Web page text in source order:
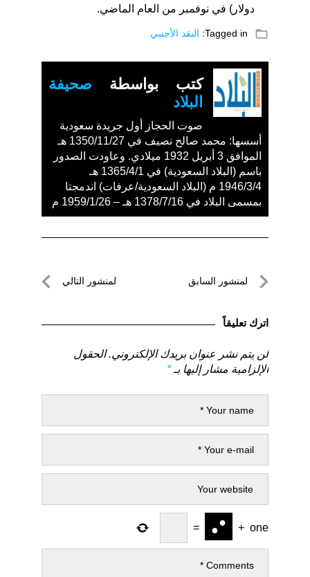
دولار) في نوفمبر من العام الماضي.
folder_open
Tagged in: النقد الأجنبي
كتب بواسطة صحيفة
البلاد
صوت الحجاز أول جريدة سعودية
أسسها: محمد صالح نصيف في 1350/11/27 هـ
الموافق 3 أبريل 1932 ميلادي. وعاودت الصدور
باسم (البلاد السعودية) في 1365/4/1 هـ
1946/3/4 م (البلاد السعودية/عرفات) اندمجتا
بمسمى البلاد في 1378/7/16 هـ – 1959/1/26 م
تصفّحلمنشور السابق
السابق
لمنشور التالي
اترك تعليقاً
لن يتم نشر عنوان بريدك الإلكتروني. الحقول
الإلزامية مشار إليها بـ*
one
+
=